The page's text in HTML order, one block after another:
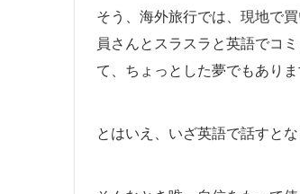
そう、海外旅行では、現地で
員さんとスラスラと英語でコ
て、ちょっとした夢でもありま
とはいえ、いざ英語で話すと